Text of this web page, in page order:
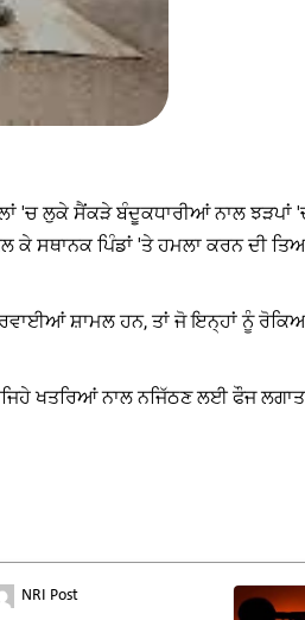
'ਚ ਲੁਕੇ ਸੈਂਕੜੇ ਬੰਦੂਕਧਾਰੀਆਂ ਨਾਲ ਝੜਪਾਂ
ਸਥਾਨਕ ਪਿੰਡਾਂ 'ਤੇ ਹਮਲਾ ਕਰਨ ਦੀ
ਸ਼ਾਮਲ ਹਨ, ਤਾਂ ਜੋ ਇਨ੍ਹਾਂ ਨੂੰ
ਖਤਰਿਆਂ ਨਾਲ ਨਜਿੱਠਣ ਲਈ ਫੌਜ
NRI Post